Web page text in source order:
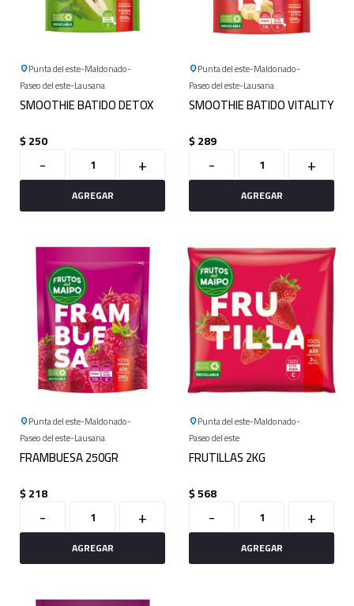
Punta del este Maldonado
Paseo del este Lausana
SMOOTHIE BATIDO DETOX
$250
- +
Punta del este Maldonado
Paseo del este Lausana
SMOOTHIE BATIDO VITALITY
$289
- +
Punta del este Maldonado
Paseo del este Lausana
FRAMBUESA 250GR
$218
- +
Punta del este Maldonado
Paseo del este
FRUTILLAS 2KG
$568
- +